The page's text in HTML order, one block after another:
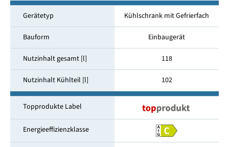
Gerätetyp Kühlschrank mit Gefrierfach
Bauform Einbaugerät
Nutzinhalt gesamt [l] 118
Nutzinhalt Kühlteil [l] 102
Topprodukte Label
Energieeffizienzklasse